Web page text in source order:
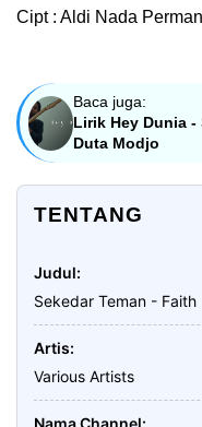
Cipt : Aldi Nada
Baca juga:
Lirik Hey Dunia
Duta Modjo
TENTANG
Judul
Sekedar Teman - Faith
Artis
Various Artists
Nama Channel